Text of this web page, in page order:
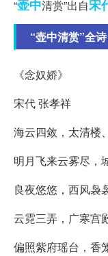
“壶中清赏”出自宋
“壶中清赏”全诗
《念奴娇》
宋代 张孝祥
海云四敛，太清楼
明月飞来云雾尽，
良夜悠悠，西风袅
云霓三弄，广寒宫
偏照紫府瑶台，香